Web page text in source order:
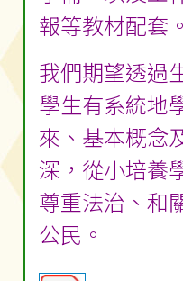
報等教材配套。
我們期望透過
學生有系統地
來、基本概念
深，從小培養
尊重法治、和
公民。